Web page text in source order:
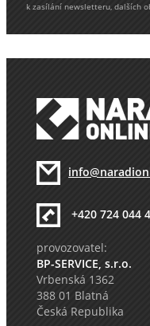
k zasílání newsletteru, dalších
+420 724 044
provozovatel:
BP-SERVICE, s.r.o.
Vrbenská 1362
388 01 Blatná
Česká Republika